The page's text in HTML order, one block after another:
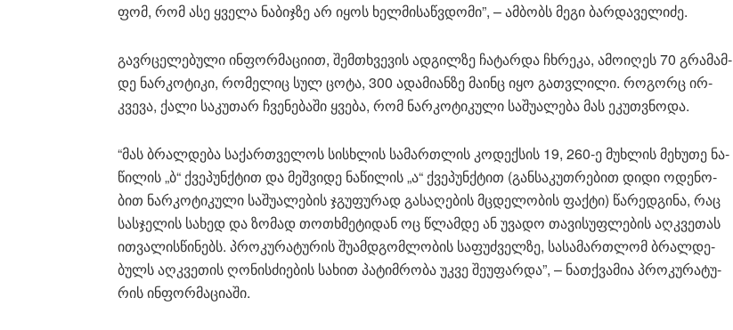
ფომ, რომ ასე ყვე­ლა ნა­ბიჯ­ზე არ იყოს ხელ­მი­საწ­ვდო­მი”, – ამ­ბობს მეგი ბარ­და­ვე­ლი­ძე.
გავ­რცე­ლე­ბუ­ლი ინ­ფორ­მა­ცი­ით, შემ­თხვე­ვის ად­გილ­ზე ჩა­ტარ­და ჩხრე­კა, ამო­ი­ღეს 70 გრა­მამ­
დე ნარ­კო­ტი­კი, რო­მე­ლიც სულ ცოტა, 300 ადა­მი­ან­ზე მა­ინც იყო გათ­ვლი­ლი. რო­გორც ირ­
კვე­ვა, ქალი სა­კუ­თარ ჩვე­ნე­ბა­ში ყვე­ბა, რომ ნარ­კო­ტი­კუ­ლი სა­შუ­ა­ლე­ბა მას ეკუთ­ვნო­და.
“მას ბრალ­დე­ბა სა­ქარ­თვე­ლოს სის­ხლის სა­მარ­თლის კო­დექ­სის 19, 260-ე მუხ­ლის მე­ხუ­თე ნა­
წი­ლის „ბ“ ქვე­პუნ­ქტით და მეშ­ვი­დე ნა­წი­ლის „ა“ ქვე­პუნ­ქტით (გან­სა­კუთ­რე­ბით დიდი ოდე­ნო­
ბით ნარ­კო­ტი­კუ­ლი სა­შუ­ა­ლე­ბის ჯგუ­ფუ­რად გა­სა­ღე­ბის მცდე­ლო­ბის ფაქ­ტი) წა­რედ­გი­ნა, რაც
სას­ჯე­ლის სა­ხედ და ზო­მად თო­თხმე­ტი­დან ოც წლამ­დე ან უვა­დო თა­ვი­სუფ­ლე­ბის აღ­კვე­თას
ით­ვა­ლის­წი­ნებს. პრო­კუ­რა­ტუ­რის შუ­ამ­დგომ­ლო­ბის სა­ფუძ­ველ­ზე, სა­სა­მარ­თლომ ბრალ­დე­
ბულს აღ­კვე­თის ღო­ნის­ძი­ე­ბის სა­ხით პა­ტიმ­რო­ბა უკვე შე­უ­ფარ­და”, – ნათ­ქვა­მია პრო­კუ­რა­ტუ­
რის ინ­ფორ­მა­ცი­ა­ში.